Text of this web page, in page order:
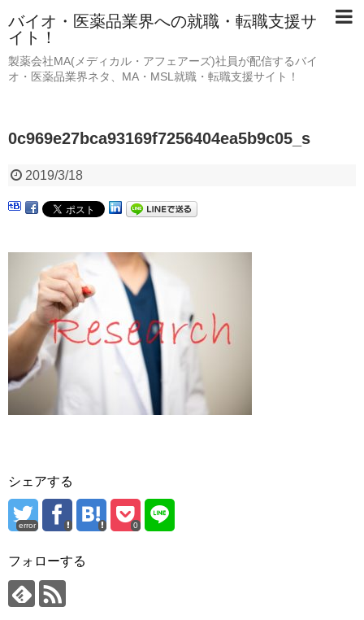
バイオ・医薬品業界への就職・転職支援サ
イト！
製薬会社MA(メディカル・アフェアーズ)社員が配信するバイ
オ・医薬品業界ネタ、MA・MSL就職・転職支援サイト！
0c969e27bca93169f7256404ea5b9c05_s
2019/3/18
シェアする
error 0
フォローする